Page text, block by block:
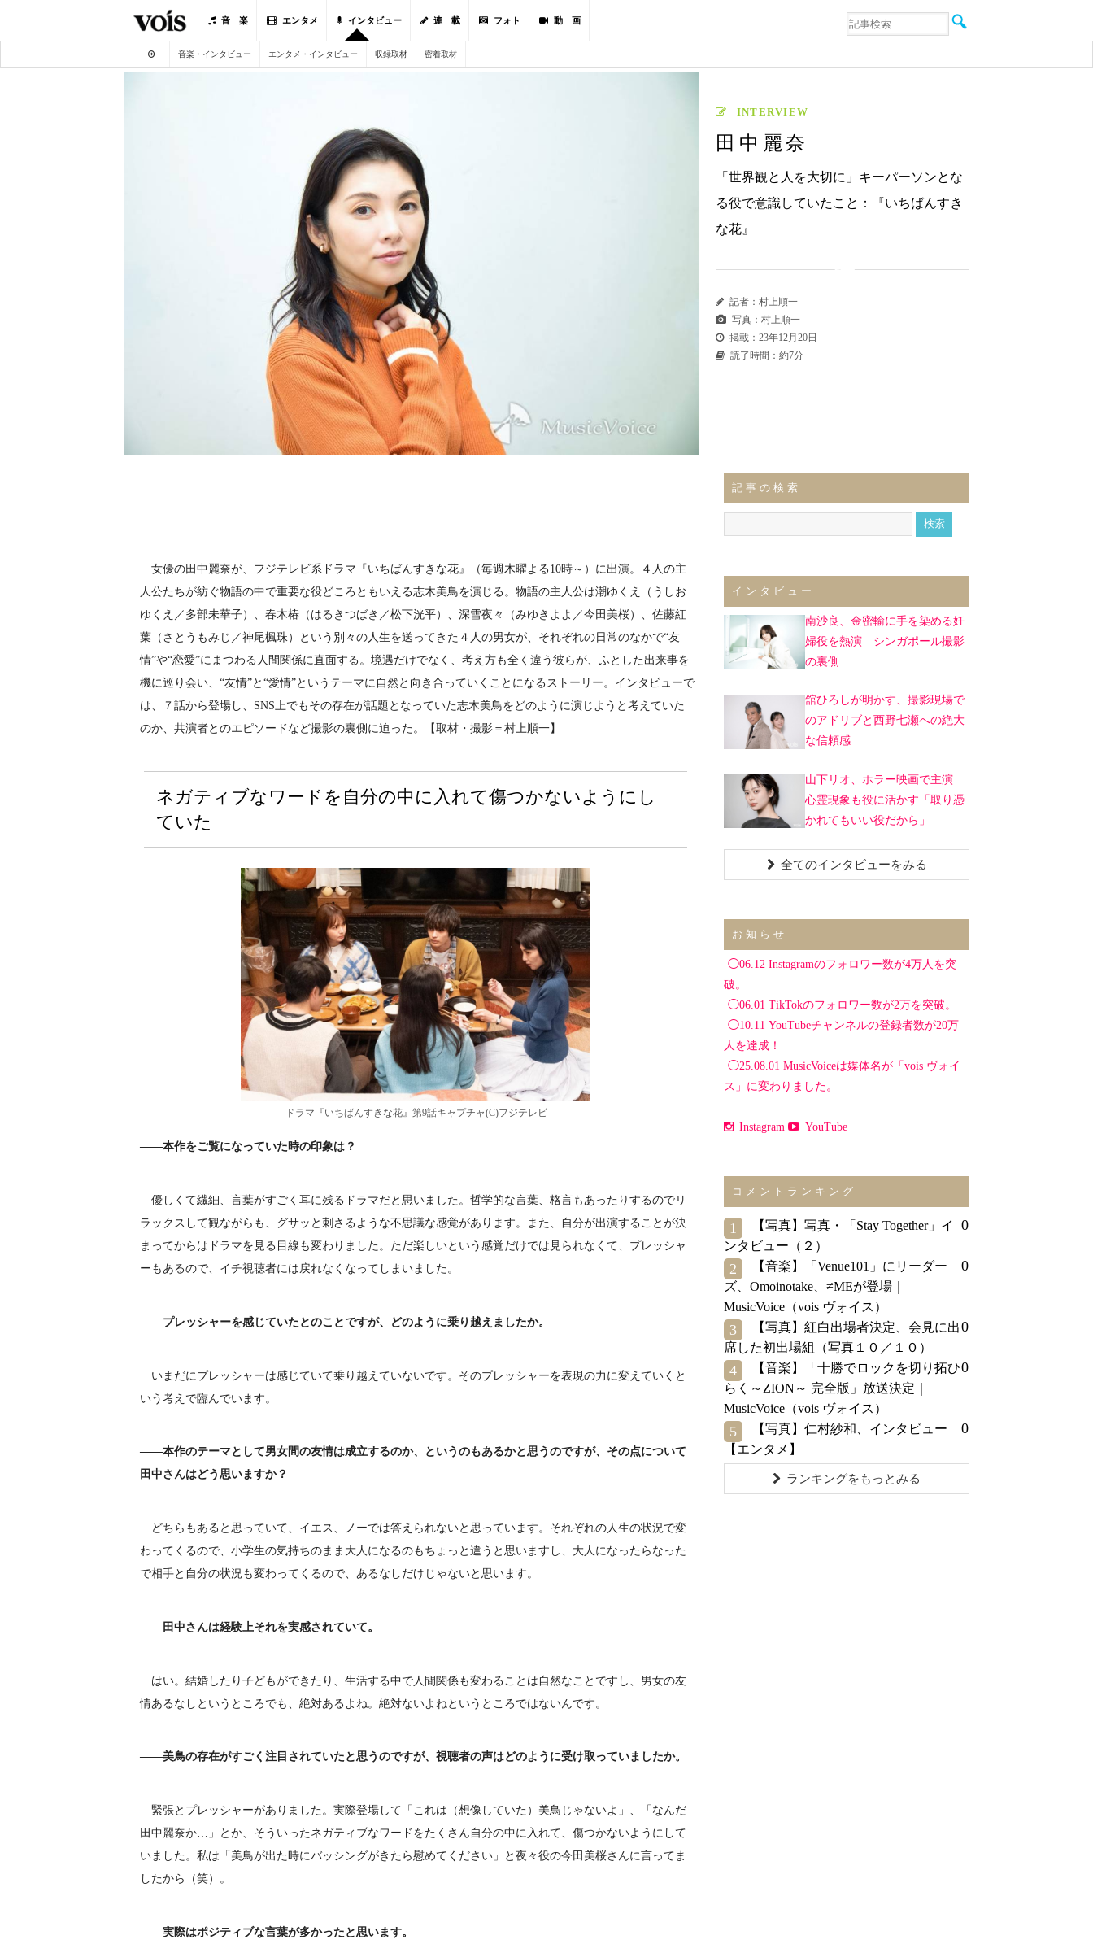
音 楽 エンタメ インタビュー 連 載 フォト 動 画
音楽
エンタメ
音楽・インタビュー エンタメ・インタビュー 収録取材 密着取材
INTERVIEW
田中麗奈
「世界観と人を大切に」キーパーソンとな
る役で意識していたこと：『いちばんすき
な花』
記者：村上順一
写真：村上順一
掲載：23年12月20日
読了時間：約7分
女優の田中麗奈が、フジテレビ系ドラマ『いちばんすきな花』（毎週木曜よる10時～）に出演。４人の主
人公たちが紡ぐ物語の中で重要な役どころともいえる志木美鳥を演じる。物語の主人公は潮ゆくえ（うしお
ゆくえ／多部未華子）、春木椿（はるきつばき／松下洸平）、深雪夜々（みゆきよよ／今田美桜）、佐藤紅
葉（さとうもみじ／神尾楓珠）という別々の人生を送ってきた４人の男女が、それぞれの日常のなかで“友
情”や“恋愛”にまつわる人間関係に直面する。境遇だけでなく、考え方も全く違う彼らが、ふとした出来事を
機に巡り会い、“友情”と“愛情”というテーマに自然と向き合っていくことになるストーリー。インタビューで
は、７話から登場し、SNS上でもその存在が話題となっていた志木美鳥をどのように演じようと考えていた
のか、共演者とのエピソードなど撮影の裏側に迫った。【取材・撮影＝村上順一】
ネガティブなワードを自分の中に入れて傷つかないようにし
ていた
ドラマ『いちばんすきな花』第9話キャプチャ(C)フジテレビ
――本作をご覧になっていた時の印象は？
優しくて繊細、言葉がすごく耳に残るドラマだと思いました。哲学的な言葉、格言もあったりするのでリ
ラックスして観ながらも、グサッと刺さるような不思議な感覚があります。また、自分が出演することが決
まってからはドラマを見る目線も変わりました。ただ楽しいという感覚だけでは見られなくて、プレッシャ
ーもあるので、イチ視聴者には戻れなくなってしまいました。
――プレッシャーを感じていたとのことですが、どのように乗り越えましたか。
いまだにプレッシャーは感じていて乗り越えていないです。そのプレッシャーを表現の力に変えていくと
いう考えで臨んでいます。
――本作のテーマとして男女間の友情は成立するのか、というのもあるかと思うのですが、その点について
田中さんはどう思いますか？
どちらもあると思っていて、イエス、ノーでは答えられないと思っています。それぞれの人生の状況で変
わってくるので、小学生の気持ちのまま大人になるのもちょっと違うと思いますし、大人になったらなった
で相手と自分の状況も変わってくるので、あるなしだけじゃないと思います。
――田中さんは経験上それを実感されていて。
はい。結婚したり子どもができたり、生活する中で人間関係も変わることは自然なことですし、男女の友
情あるなしというところでも、絶対あるよね。絶対ないよねというところではないんです。
――美鳥の存在がすごく注目されていたと思うのですが、視聴者の声はどのように受け取っていましたか。
緊張とプレッシャーがありました。実際登場して「これは（想像していた）美鳥じゃないよ」、「なんだ
田中麗奈か…」とか、そういったネガティブなワードをたくさん自分の中に入れて、傷つかないようにして
いました。私は「美鳥が出た時にバッシングがきたら慰めてください」と夜々役の今田美桜さんに言ってま
したから（笑）。
――実際はポジティブな言葉が多かったと思います。
記事の検索
インタビュー
南沙良、金密輸に手を染める妊
婦役を熱演 シンガポール撮影
の裏側
舘ひろしが明かす、撮影現場で
のアドリブと西野七瀬への絶大
な信頼感
山下リオ、ホラー映画で主演
心霊現象も役に活かす「取り憑
かれてもいい役だから」
全てのインタビューをみる
お知らせ
◯06.12 Instagramのフォロワー数が4万人を突
破。
◯06.01 TikTokのフォロワー数が2万を突破。
◯10.11 YouTubeチャンネルの登録者数が20万
人を達成！
◯25.08.01 MusicVoiceは媒体名が「vois ヴォイ
ス」に変わりました。
Instagram YouTube
コメントランキング
1
【写真】写真・「Stay Together」イ
ンタビュー（２）
0
2
【音楽】「Venue101」にリーダー
ズ、Omoinotake、≠MEが登場｜
MusicVoice（vois ヴォイス）
0
3
【写真】紅白出場者決定、会見に出
席した初出場組（写真１０／１０）
0
4
【音楽】「十勝でロックを切り拓ひ
らく～ZION～ 完全版」放送決定｜
MusicVoice（vois ヴォイス）
0
5
【写真】仁村紗和、インタビュー
【エンタメ】
0
ランキングをもっとみる